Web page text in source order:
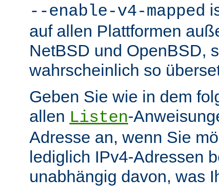
--enable-v4-mapped
auf allen Plattformen
NetBSD und OpenBSD,
wahrscheinlich so
Geben Sie wie in dem
allen Listen-
Adresse an, wenn Sie
lediglich IPv4-Adressen
unabhängig davon, was